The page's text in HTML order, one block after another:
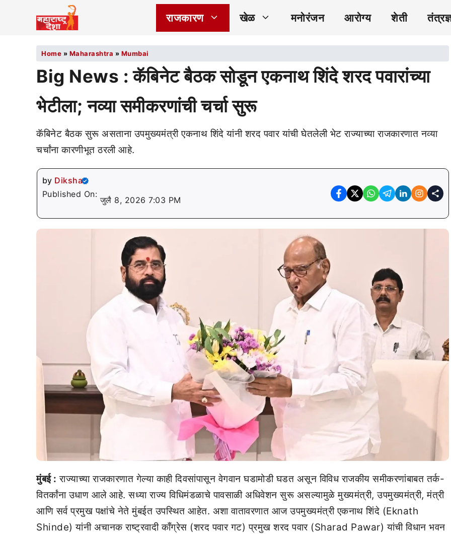
राजकारण खेळ मनोरंजन आरोग्य शेती
Home » Maharashtra » Mumbai
Big News : कॅबिनेट बैठक सोडून एकनाथ शिंदे शरद पवारांच्या
भेटीला; नव्या समीकरणांची चर्चा सुरू
कॅबिनेट बैठक सुरू असताना उपमुख्यमंत्री एकनाथ शिंदे यांनी शरद पवार यांची घेतलेली भेट राज्याच्या राजकारणात नव्या
चर्चांना कारणीभूत ठरली आहे.
by Diksha
Published On:
जुलै 8, 2026 7:03 PM
मुंबई : राज्याच्या राजकारणात गेल्या काही दिवसांपासून वेगवान घडामोडी घडत असून विविध राजकीय समीकरणांबाबत तर्क-
वितर्कांना उधाण आले आहे. सध्या राज्य विधिमंडळाचे पावसाळी अधिवेशन सुरू असल्यामुळे मुख्यमंत्री, उपमुख्यमंत्री, मंत्री
आणि सर्व प्रमुख पक्षांचे नेते मुंबईत उपस्थित आहेत. अशा वातावरणात आज उपमुख्यमंत्री एकनाथ शिंदे (Eknath
Shinde) यांनी अचानक राष्ट्रवादी काँग्रेस (शरद पवार गट) प्रमुख शरद पवार (Sharad Pawar) यांची विधान भवन